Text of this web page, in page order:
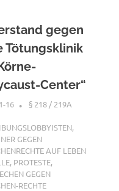
gegen
Tötungsklinik
Center“
16 XX
§ 218 / 219A
,
GEGEN
AUF LEBEN
, PROTESTE,
GEGEN
RECHTE